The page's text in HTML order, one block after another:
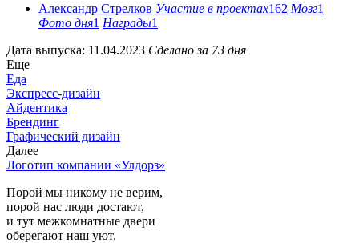
Александр Стрелков Участие в проектах162 Мозг1
Фото дня1 Награды1
Дата выпуска: 11.04.2023 Сделано за 73 дня
Еще
Еда
Экспресс-дизайн
Айдентика
Брендинг
Графический дизайн
Далее
Логотип компании «Улдорз»
Порой мы никому не верим,
порой нас люди достают,
и тут межкомнатные двери
оберегают наш уют.